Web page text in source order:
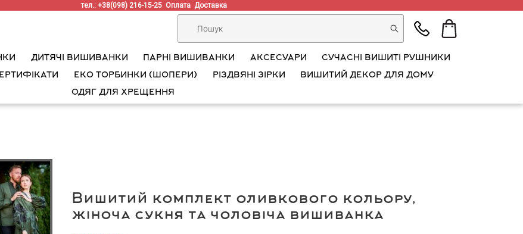
тел.: +38(098) 216-15-25 Оплата Доставка
ДИТЯЧІ ВИШИВАНКИ ПАРНІ ВИШИВАНКИ АКСЕСУАРИ
СУЧАСНІ ВИШИТІ РУШНИКИ
ЕКО ТОРБИНКИ (ШОПЕРИ) РІЗДВЯНІ ЗІРКИ
ВИШИТИЙ ДЕКОР ДЛЯ ДОМУ
ОДЯГ ДЛЯ ХРЕЩЕННЯ
Вишитий комплект оливкового кольору,
жіноча сукня та чоловіча вишиванка